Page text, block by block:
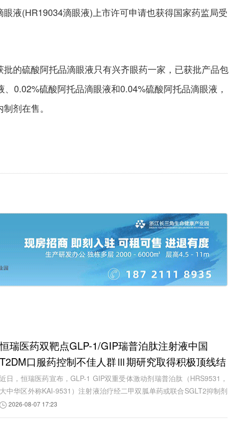
液(HR19034滴眼液)上市许可申请也获得国家药监局受
的硫酸阿托品滴眼液只有兴齐眼药一家，已获批产品包
0.02%硫酸阿托品滴眼液和0.04%硫酸阿托品滴眼液，
剂在售。
恒瑞医药双靶点GLP-1/GIP瑞普泊肽注射液中国
T2DM口服药控制不佳人群Ⅲ期研究取得积极顶线结
果
近日，恒瑞医药宣布，GLP-1 GIP双重受体激动剂瑞普泊肽（HRS9531，
大中华区外称KAI-9531）注射液治疗经二甲双胍单药或联合SGLT2抑制剂
治疗后血糖控制不佳成人2型糖尿病患者的中...
2026-08-07 17:23